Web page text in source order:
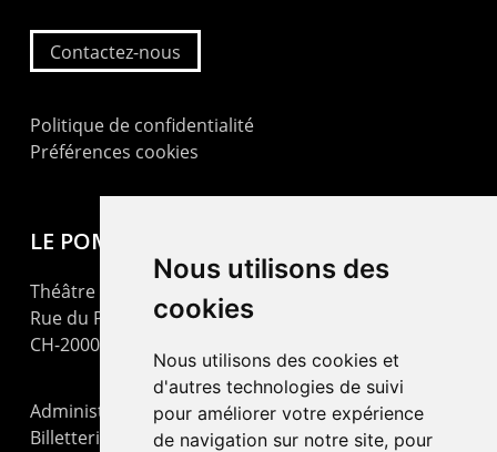
Nous utilisons des
cookies
Nous utilisons des cookies et
d'autres technologies de suivi
pour améliorer votre expérience
de navigation sur notre site, pour
Contactez-nous
Politique de confidentialité
Préférences cookies
LE POMMIER
Théâtre – Centre Culturel Neuchâtelois
Rue du Pommier 9
CH-2000 Neuchâtel
Administration : +41 32 725 03 03
Billetterie : +41 32 725 05 05